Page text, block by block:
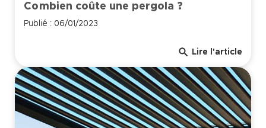
Combien coûte une pergola ?
Publié : 06/01/2023
search Lire l'article